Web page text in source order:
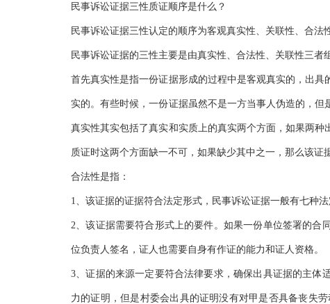
民事诉讼证据三性质证顺序是什么？
民事诉讼证据三性认定的顺序为客观真实性、关联性、合法
民事诉讼证据的三性主要是由真实性、合法性、关联性三者
首先真实性是指一份证据形成的过程中是客观真实的，出
实的。有些时候，一份证据虽然不是一方当事人伪造的，
真实性其实包括了真实和实质上的真实两个方面，如果两
质证时这两个方面缺一不可，如果缺少其中之一，那么该证
合法性是指：
1、该证据的证据符合法定形式，民事诉讼证据一般有七种
2、该证据需要符合形式上的要件。如果一份单位签署的
位负责人签名，证人也需要自身有作证的能力和证人资格。
3、证据的来源一定要符合法律要求，确保出具证据的主体
力的证明，但是村委会出具的证明没有对甲是否具备丧失